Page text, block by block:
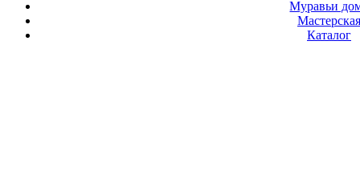
Муравьи
Мастерская
Каталог